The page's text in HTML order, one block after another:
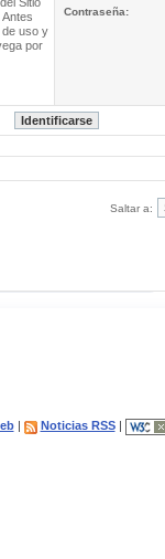
uso y
por
Contraseña:
Saltar a:
| Noticias RSS|